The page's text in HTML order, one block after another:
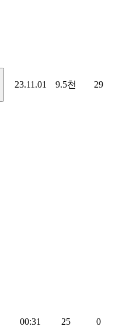
23.11.01 9.5천 29
00:31 25 0